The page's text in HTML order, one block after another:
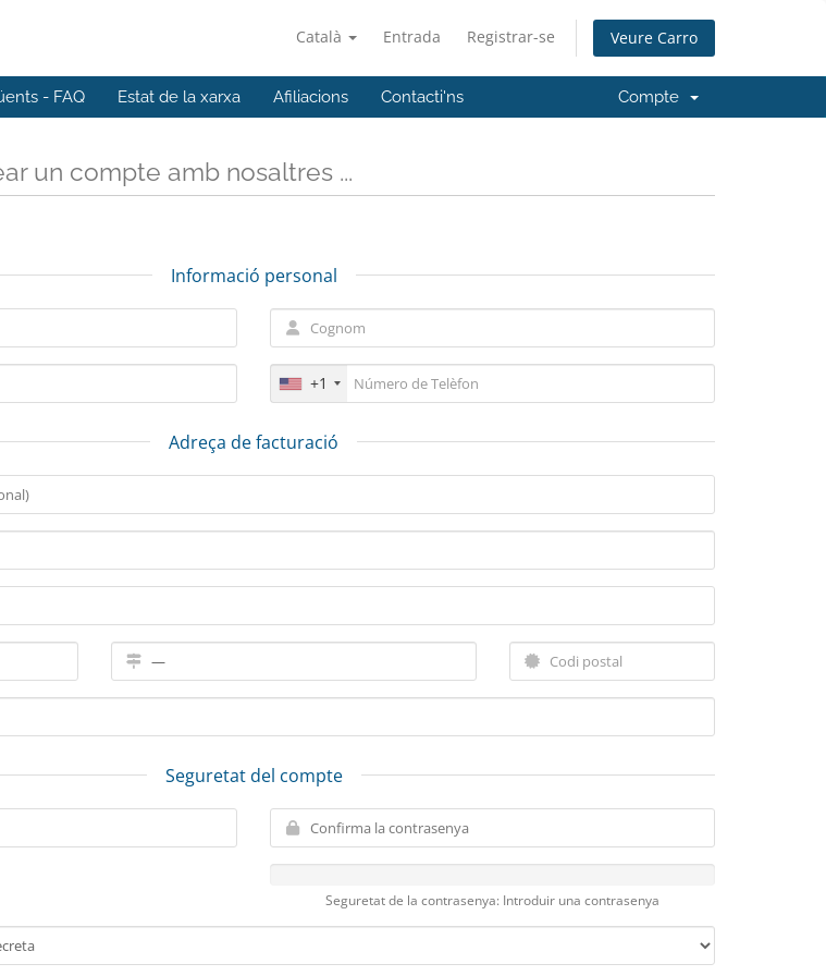
Català Entrada Registrar-se Veure Carro
- FAQ Estat de la xarxa Afiliacions Contacti'ns Compte
un compte amb nosaltres ...
Informació personal
+1
Adreça de facturació
Seguretat del compte
Seguretat de la contrasenya: Introduir una contrasenya